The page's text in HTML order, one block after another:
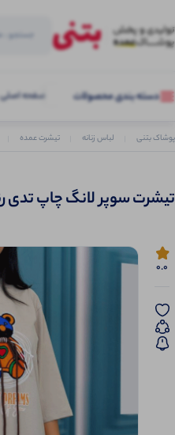
دسته بندی محصولات صفحه اصلی
پوشاک بتنی لباس زنانه تیشرت عمده
تیشرت سوپر لانگ چاپ تدی رنگی
0.0